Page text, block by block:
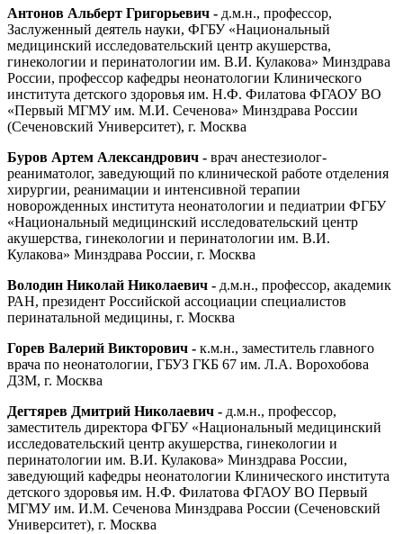
Антонов Альберт Григорьевич - д.м.н., профессор,
Заслуженный деятель науки, ФГБУ «Национальный
медицинский исследовательский центр акушерства,
гинекологии и перинатологии им. В.И. Кулакова» Минздрава
России, профессор кафедры неонатологии Клинического
института детского здоровья им. Н.Ф. Филатова ФГАОУ ВО
«Первый МГМУ им. М.И. Сеченова» Минздрава России
(Сеченовский Университет), г. Москва
Буров Артем Александрович - врач анестезиолог-
реаниматолог, заведующий по клинической работе отделения
хирургии, реанимации и интенсивной терапии
новорожденных института неонатологии и педиатрии ФГБУ
«Национальный медицинский исследовательский центр
акушерства, гинекологии и перинатологии им. В.И.
Кулакова» Минздрава России, г. Москва
Володин Николай Николаевич - д.м.н., профессор, академик
РАН, президент Российской ассоциации специалистов
перинатальной медицины, г. Москва
Горев Валерий Викторович - к.м.н., заместитель главного
врача по неонатологии, ГБУЗ ГКБ 67 им. Л.А. Ворохобова
ДЗМ, г. Москва
Дегтярев Дмитрий Николаевич - д.м.н., профессор,
заместитель директора ФГБУ «Национальный медицинский
исследовательский центр акушерства, гинекологии и
перинатологии им. В.И. Кулакова» Минздрава России,
заведующий кафедры неонатологии Клинического института
детского здоровья им. Н.Ф. Филатова ФГАОУ ВО Первый
МГМУ им. И.М. Сеченова Минздрава России (Сеченовский
Университет), г. Москва